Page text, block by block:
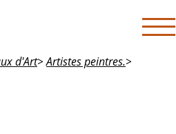
d'Art>Artistes peintres.>